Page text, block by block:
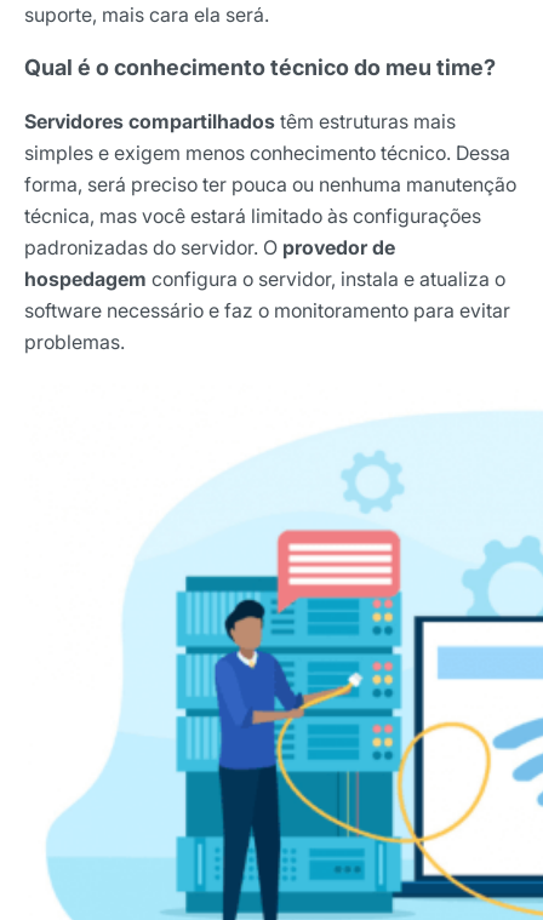
suporte, mais cara ela será.
Qual é o conhecimento técnico do meu time?
Servidores compartilhados têm estruturas mais
simples e exigem menos conhecimento técnico. Dessa
forma, será preciso ter pouca ou nenhuma manutenção
técnica, mas você estará limitado às configurações
padronizadas do servidor. O provedor de
hospedagem configura o servidor, instala e atualiza o
software necessário e faz o monitoramento para evitar
problemas.